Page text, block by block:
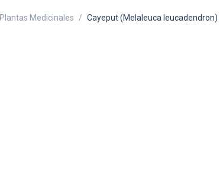
Plantas Medicinales Cayeput (Melaleuca leucadendron)